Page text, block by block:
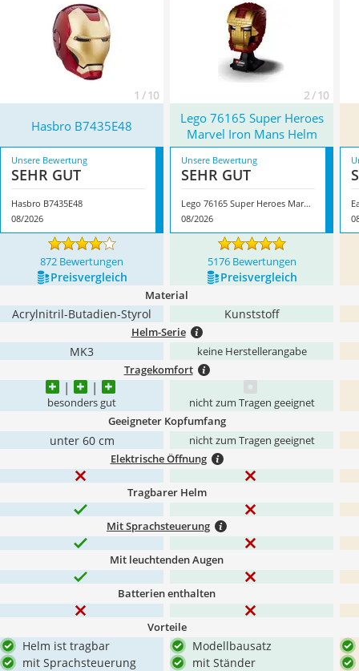
August 2026 besonders das Modell
Hasbro B7435E48
seinen Eigenschaften.
1 / 10 2 / 10
Hasbro B7435E48
Lego 76165 Super Heroes
Marvel Iron Mans Helm
Unsere Bewertung
SEHR GUT
Hasbro B7435E48
08/2026
Unsere Bewertung
SEHR GUT
Lego 76165 Super Heroes Marvel Iron Mans Helm
08/2026
872 Bewertungen 5176 Bewertungen
Preis­vergleich Preis­vergleich
Material
Acrylnitril-Butadien-Styrol Kunststoff
Helm-Serie
MK3 keine Herstellerangabe
Tragekomfort
besonders gut nicht zum Tragen geeignet
Geeigneter Kopfumfang
unter 60 cm nicht zum Tragen geeignet
Elektrische Öffnung
Tragbarer Helm
Mit Sprachsteuerung
Mit leuchtenden Augen
Batterien enthalten
Vorteile
Helm ist tragbar
mit Sprachsteuerung
Modellbausatz
mit Ständer